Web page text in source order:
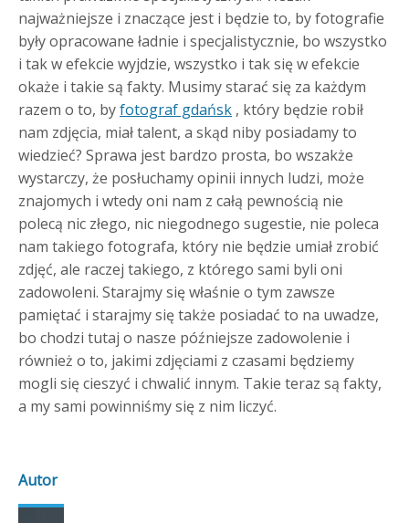
najważniejsze i znaczące jest i będzie to, by fotografie
były opracowane ładnie i specjalistycznie, bo wszystko
i tak w efekcie wyjdzie, wszystko i tak się w efekcie
okaże i takie są fakty. Musimy starać się za każdym
razem o to, byfotograf gdańsk , który będzie robił
nam zdjęcia, miał talent, a skąd niby posiadamy to
wiedzieć? Sprawa jest bardzo prosta, bo wszakże
wystarczy, że posłuchamy opinii innych ludzi, może
znajomych i wtedy oni nam z całą pewnością nie
polecą nic złego, nic niegodnego sugestie, nie poleca
nam takiego fotografa, który nie będzie umiał zrobić
zdjęć, ale raczej takiego, z którego sami byli oni
zadowoleni. Starajmy się właśnie o tym zawsze
pamiętać i starajmy się także posiadać to na uwadze,
bo chodzi tutaj o nasze późniejsze zadowolenie i
również o to, jakimi zdjęciami z czasami będziemy
mogli się cieszyć i chwalić innym. Takie teraz są fakty,
a my sami powinniśmy się z nim liczyć.
Autor